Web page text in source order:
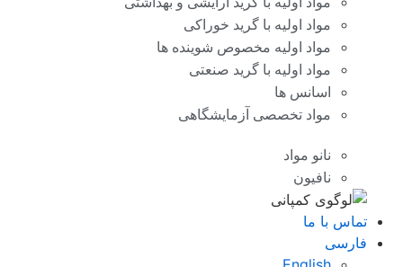
مواد اولیه با گرید خوراکی
مواد اولیه مخصوص شوینده ها
مواد اولیه با گرید صنعتی
اسانس ها
مواد تخصصی آزمایشگاهی
نانو مواد
نافیون
تماس با ما
فارسی